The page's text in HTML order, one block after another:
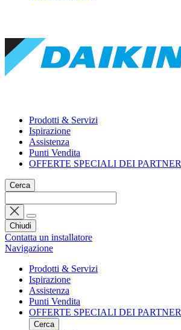
Prodotti & Servizi
Ispirazione
Assistenza
Punti Vendita
OFFERTE SPECIALI DEI PARTNER
Cerca
Chiudi
Contatta un installatore
Navigazione
Prodotti & Servizi
Ispirazione
Assistenza
Punti Vendita
OFFERTE SPECIALI DEI PARTNER
Cerca